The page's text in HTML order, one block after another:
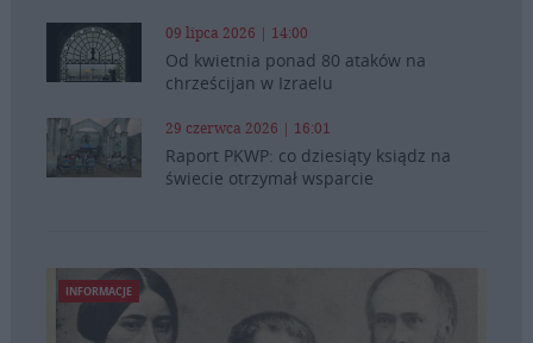
09 lipca 2026 | 14:00
Od kwietnia ponad 80 ataków na
chrześcijan w Izraelu
29 czerwca 2026 | 16:01
Raport PKWP: co dziesiąty ksiądz na
świecie otrzymał wsparcie
INFORMACJE